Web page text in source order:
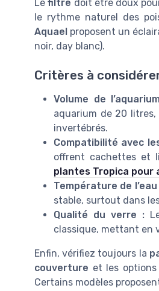
Lefiltre doit être doux
le rythme naturel des
Aquael proposent un
noir, day blanc).
Critères à
Volume de
aquarium de 20
invertébrés.
Compatibilité avec
offrent cachettes et
plantes Tropica pour
Température de l’eau
stable, surtout dans
Qualité du verre :
classique, mettant en
Enfin, vérifiez toujours la
couverture et les options
Certains modèles